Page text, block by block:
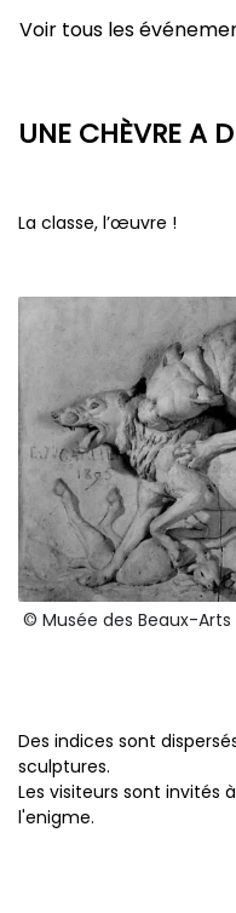
Voir tous les
UNE CHÈVRE A
La classe, l’œuvre !
© Musée des Beaux-
Des indices sont
sculptures.
Les visiteurs sont invités
l'enigme.